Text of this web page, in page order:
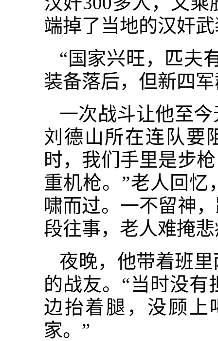
端掉了当地的汉奸
“国家兴旺，匹夫
装备落后，但新四
一次战斗让他至
刘德山所在连队要
时，我们手里是步
重机枪。”老人回
啸而过。一不留神
段往事，老人难掩
夜晚，他带着班
的战友。“当时没
边抬着腿，没顾上
家。”